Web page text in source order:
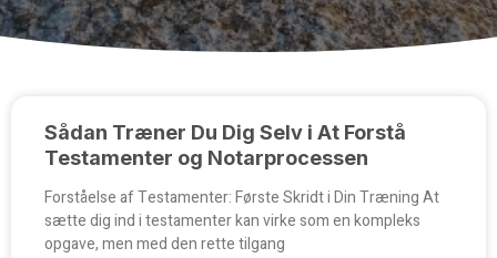
Sådan Træner Du Dig Selv i At Forstå
Testamenter og Notarprocessen
Forståelse af Testamenter: Første Skridt i Din Træning At
sætte dig ind i testamenter kan virke som en kompleks
opgave, men med den rette tilgang